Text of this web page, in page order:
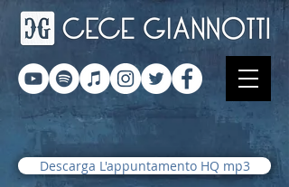
Descarga L'appuntamento HQ mp3